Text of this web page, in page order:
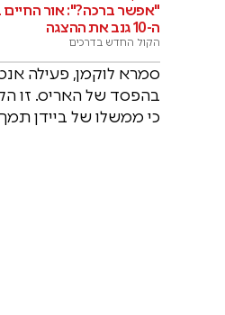
"אפשר ברכה?": אור החיים
ה-10 גנב את ההצגה
הקול החדש בדרכים
סמרא לוקמן, פעילה
בהפסד של האריס. זו
כי ממשלו של ביידן